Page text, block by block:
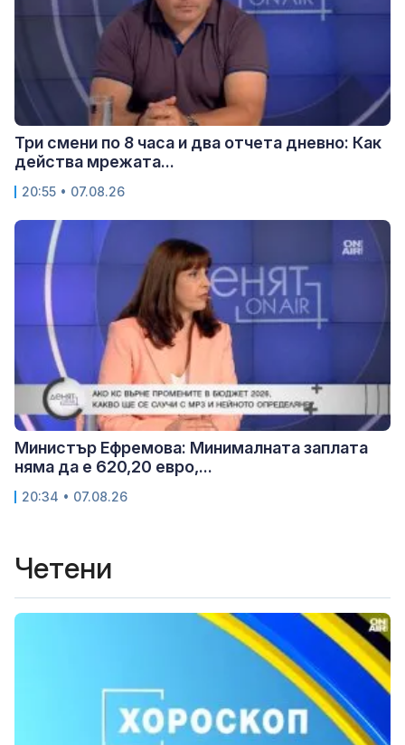
Три смени по 8 часа и два отчета дневно: Как
действа мрежата...
20:55 • 07.08.26
Министър Ефремова: Минималната заплата
няма да е 620,20 евро,...
20:34 • 07.08.26
Четени